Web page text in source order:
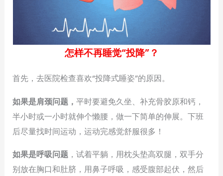
怎样不再睡觉“投降”？
首先，去医院检查喜欢“投降式睡姿”的原因。
如果是肩颈问题，平时要避免久坐、补充骨胶原和钙，
半小时或一小时就伸个懒腰，做一下简单的伸展。下班
后尽量找时间运动，运动完感觉舒服很多！
如果是呼吸问题 ，试着平躺，用枕头垫高双腿，双手分
别放在胸口和肚脐，用鼻子呼吸，感受腹部起伏，然后